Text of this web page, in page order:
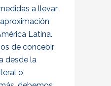
a llevar
Latina.
de concebir
desde la
o